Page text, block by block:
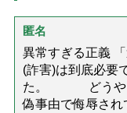
匿名
異常すぎる正義
(詐害)は到底必要
た。 どうやっ
偽事由で侮辱さ